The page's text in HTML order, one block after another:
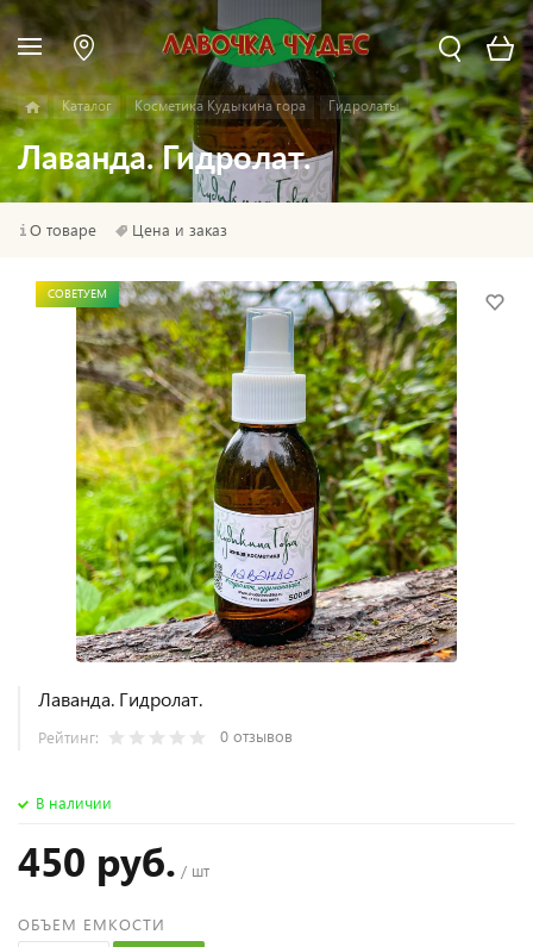
Каталог Косметика Кудыкина гора Гидролаты
Лаванда. Гидролат.
О товаре Цена и заказ
СОВЕТУЕМ
Лаванда. Гидролат.
Рейтинг: 0 отзывов
В наличии
450 руб. / шт
ОБЪЕМ ЕМКОСТИ